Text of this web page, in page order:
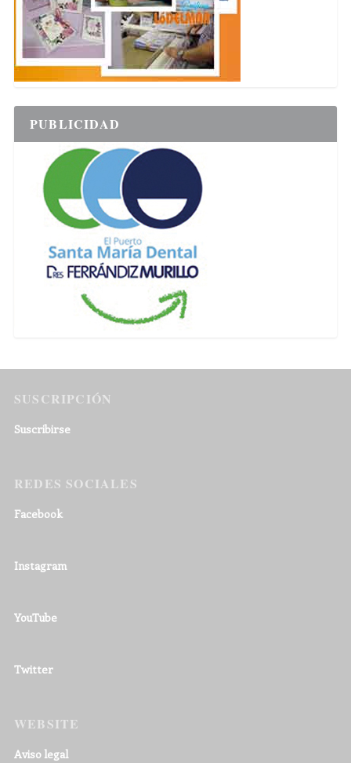
PUBLICIDAD
SUSCRIPCIÓN
Suscribirse
REDES SOCIALES
Facebook
Instagram
YouTube
Twitter
WEBSITE
Aviso legal